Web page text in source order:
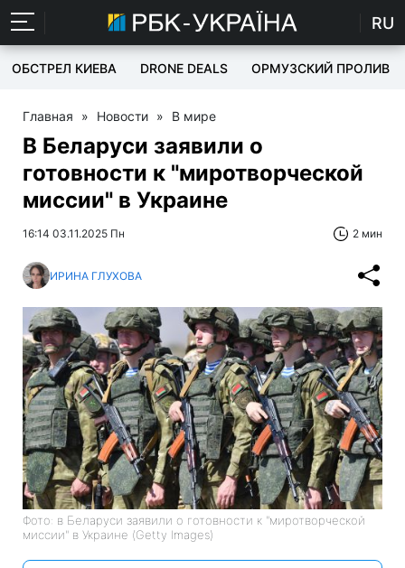
RU
ОБСТРЕЛ КИЕВА DRONE DEALS ОРМУЗСКИЙ ПРОЛИВ
Главная » Новости » В мире
В Беларуси заявили о
готовности к "миротворческой
миссии" в Украине
16:14 03.11.2025 Пн 2 мин
ИРИНА ГЛУХОВА
Фото: в Беларуси заявили о готовности к "миротворческой
миссии" в Украине (Getty Images)